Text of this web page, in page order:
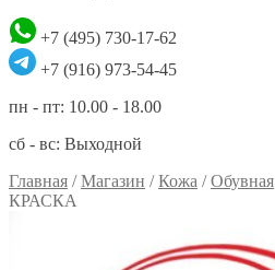
+7 (495) 730-17-62
+7 (916) 973-54-45
пн - пт: 10.00 - 18.00
сб - вс: Выходной
Главная /Магазин /Кожа /Обувная
КРАСКА